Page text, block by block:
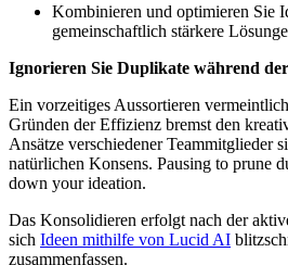
Kombinieren und optimieren Sie
gemeinschaftlich stärkere
Ignorieren Sie Duplikate während
Ein vorzeitiges Aussortieren
Gründen der Effizienz bremst den
Ansätze verschiedener Teammitglieder
natürlichen Konsens. Pausing to prune
down your ideation.
Das Konsolidieren erfolgt nach der
sich Ideen mithilfe von Lucid AI
zusammenfassen.